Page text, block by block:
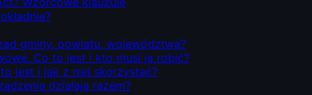
gminy, powiatu, województwa?
Co to jest i kto musi ją robić?
jest i jak z niej skorzystać?
działają razem?